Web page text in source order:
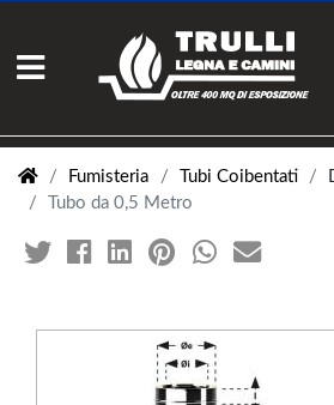
Fumisteria Tubi Coibentati
Tubo da 0,5 Metro